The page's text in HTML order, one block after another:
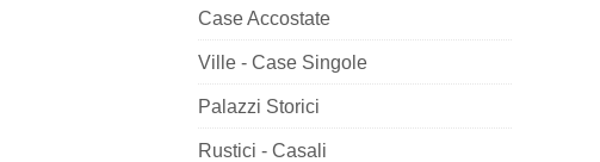
Case Accostate
Ville - Case Singole
Palazzi Storici
Rustici - Casali